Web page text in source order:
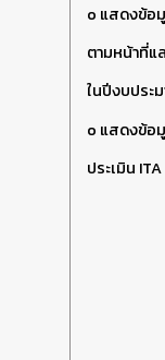
o แสดงข้อ
ตามหน้าที่แ
ในปีงบประ
o แสดงข้อ
ประเมิน ITA